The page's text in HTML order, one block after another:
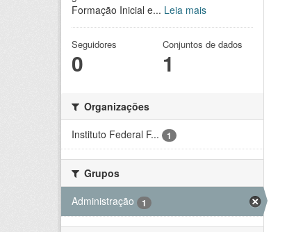
Formação Inicial e... Leia mais
Seguidores
0
Conjuntos de dados
1
Organizações
Instituto Federal F...
1
Grupos
Administração
1